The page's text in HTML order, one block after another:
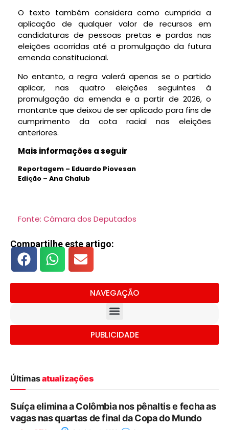
O texto também considera como cumprida a
aplicação de qualquer valor de recursos em
candidaturas de pessoas pretas e pardas nas
eleições ocorridas até a promulgação da futura
emenda constitucional.
No entanto, a regra valerá apenas se o partido
aplicar, nas quatro eleições seguintes à
promulgação da emenda e a partir de 2026, o
montante que deixou de ser aplicado para fins de
cumprimento da cota racial nas eleições
anteriores.
Mais informações a seguir
Reportagem – Eduardo Piovesan
Edição – Ana Chalub
Fonte: Câmara dos Deputados
Compartilhe este artigo:
NAVEGAÇÃO
PUBLICIDADE
Últimasatualizações
Suíça elimina a Colômbia nos pênaltis e fecha as
vagas nas quartas de final da Copa do Mundo